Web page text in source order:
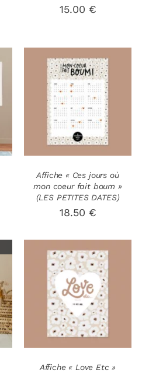
15.00 €
AJOUTER AU
PANIER
/
DÉTAILS
Affiche « Ces jours où
mon coeur fait boum »
(LES PETITES DATES)
18.50 €
AJOUTER AU
PANIER
/
DÉTAILS
Affiche « Love Etc »